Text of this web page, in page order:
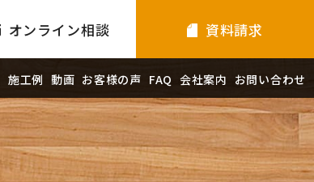
オンライン相談 資料請求
施工例 動画 お客様の声 FAQ 会社案内 お問い合わせ